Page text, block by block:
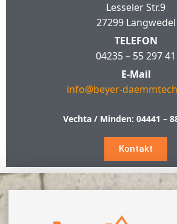
Lesseler Str.9
27299 Langwedel
TELEFON
04235 – 55 297 41
E-Mail
info@beyer-
Vechta / Minden: 04441 –
Kontakt